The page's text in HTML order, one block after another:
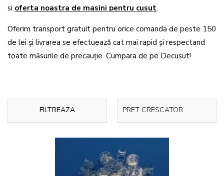
si oferta noastra de masini pentru cusut.
Oferim transport gratuit pentru orice comanda de peste 150
de lei și livrarea se efectuează cat mai rapid și respectand
toate măsurile de precauție. Cumpara de pe Decusut!
FILTREAZA